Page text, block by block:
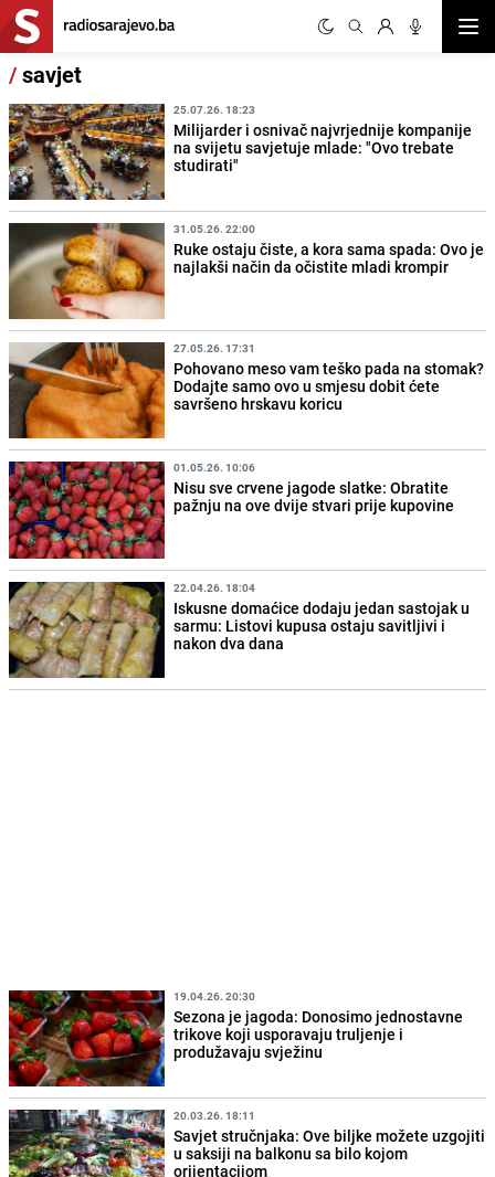
/savjet
25.07.26. 18:23
Milijarder i osnivač najvrjednije kompanije
na svijetu savjetuje mlade: "Ovo trebate
studirati"
31.05.26. 22:00
Ruke ostaju čiste, a kora sama spada: Ovo je
najlakši način da očistite mladi krompir
27.05.26. 17:31
Pohovano meso vam teško pada na stomak?
Dodajte samo ovo u smjesu dobit ćete
savršeno hrskavu koricu
01.05.26. 10:06
Nisu sve crvene jagode slatke: Obratite
pažnju na ove dvije stvari prije kupovine
22.04.26. 18:04
Iskusne domaćice dodaju jedan sastojak u
sarmu: Listovi kupusa ostaju savitljivi i
nakon dva dana
19.04.26. 20:30
Sezona je jagoda: Donosimo jednostavne
trikove koji usporavaju truljenje i
produžavaju svježinu
20.03.26. 18:11
Savjet stručnjaka: Ove biljke možete uzgojiti
u saksiji na balkonu sa bilo kojom
orijentacijom